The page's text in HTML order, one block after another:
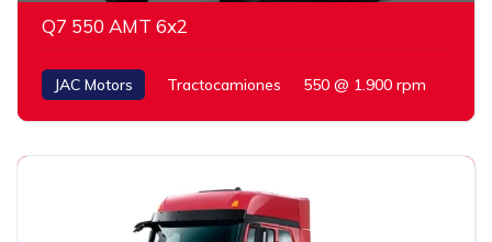
Q7 550 AMT 6x2
JAC Motors Tractocamiones 550 @ 1.900 rpm